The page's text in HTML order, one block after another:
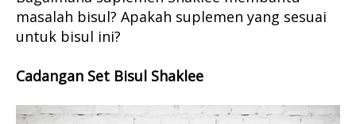
masalah bisul? Apakah suplemen yang sesuai
untuk bisul ini?
Cadangan Set Bisul Shaklee